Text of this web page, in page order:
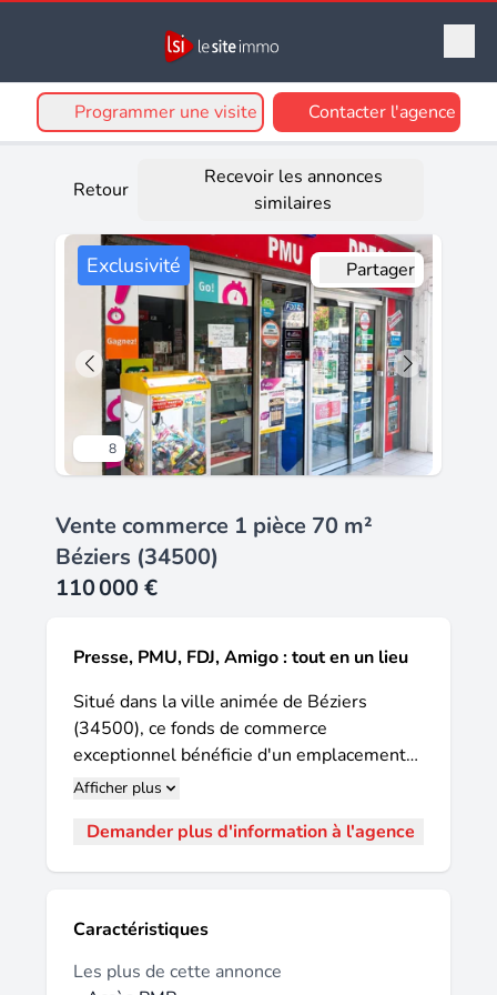
Programmer une visite Contacter l'agence
Retour
Recevoir les annonces
similaires
Exclusivité
8
Partager
Vente commerce 1 pièce 70 m²
Béziers (34500)
110 000 €
Presse, PMU, FDJ, Amigo : tout en un lieu
Situé dans la ville animée de Béziers
(34500), ce fonds de commerce
exceptionnel bénéficie d'un emplacement
stratégique au sein de la galerie marchande
optimale et un flux constant de clientèle
environnement dynamique et vivant,
desservi par les transports en commun tels
que les bus, est un lieu idéal pour
Afficher plus
Demander plus d'information à l'agence
Caractéristiques
Les plus de cette annonce